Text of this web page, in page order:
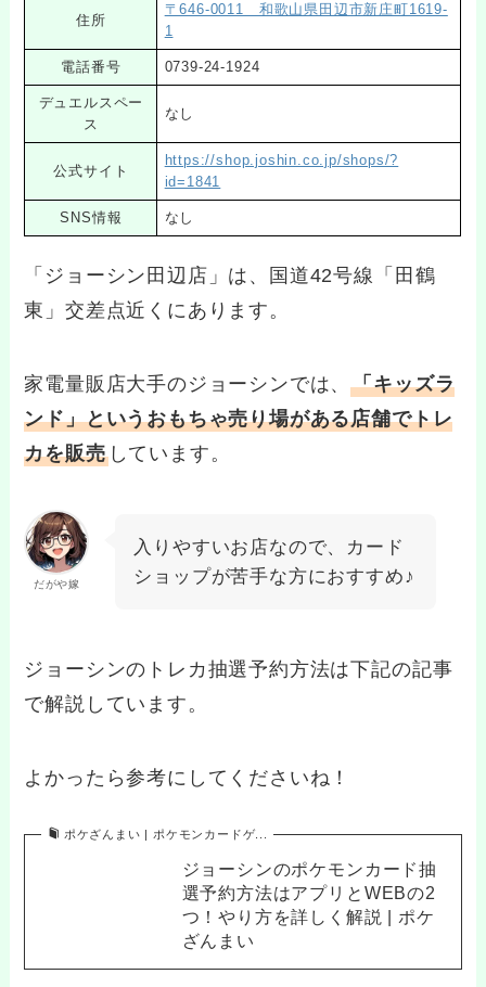
住所
〒646-0011 和歌山県田辺市新庄町1619-
1
電話番号 0739-24-1924
デュエルスペー
ス
なし
公式サイト
https://shop.joshin.co.jp/shops/?
id=1841
SNS情報 なし
「ジョーシン田辺店」は、国道42号線「田鶴
東」交差点近くにあります。
家電量販店大手のジョーシンでは、「キッズラ
ンド」というおもちゃ売り場がある店舗でトレ
カを販売しています。
だがや嫁
入りやすいお店なので、カード
ショップが苦手な方におすすめ♪
ジョーシンのトレカ抽選予約方法は下記の記事
で解説しています。
よかったら参考にしてくださいね！
ポケざんまい | ポケモンカードゲ...
ジョーシンのポケモンカード抽
選予約方法はアプリとWEBの2
つ！やり方を詳しく解説 | ポケ
ざんまい